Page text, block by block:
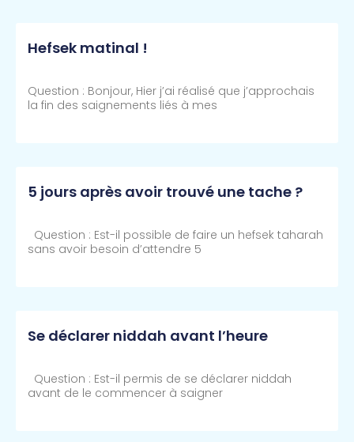
Hefsek matinal !
Question : Bonjour, Hier j’ai réalisé que j’approchais
la fin des saignements liés à mes
5 jours après avoir trouvé une tache ?
Question : Est-il possible de faire un hefsek taharah
sans avoir besoin d’attendre 5
Se déclarer niddah avant l’heure
Question : Est-il permis de se déclarer niddah
avant de le commencer à saigner